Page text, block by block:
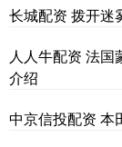
长城配资 拨开迷
人人牛配资 法
介绍
中京信投配资 本